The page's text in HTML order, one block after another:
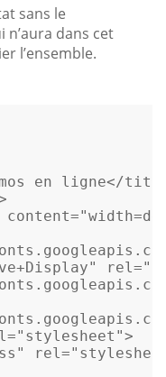
sans le
n’aura dans cet
l’ensemble.
en ligne</
content=
rel =
="stylesheet">
rel =